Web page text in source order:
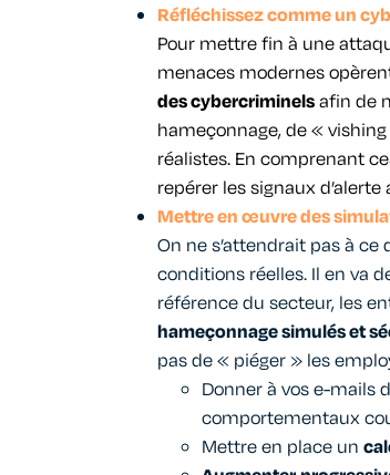
Réfléchissezcomme unc
Pour mettre fin à une
menaces modernes
des cybercriminelsafin de
hameçonnage, de «
réalistes. En comprenant
repérer les signaux
Mettre en œuvre des
On ne s’attendrait pas à
conditions réelles. Il en va
référence du secteur, les
hameçonnage simulés et
pas de « piéger » les
Donner à vos e-mails
comportementaux
Mettre en place un